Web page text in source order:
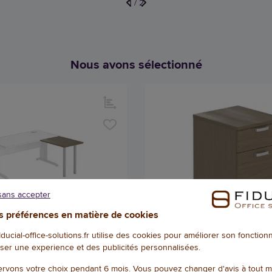
1 / 2
Nous avons sélectionné
AIRES ET BUDAPEST
- pieds alu
Caisson mobile 2 tiroirs
- Noyer
préférences en matière de cookies
office-solutions.fr utilise des cookies pour améliorer son
une experience et des publicités personnalisées.
votre choix pendant 6 mois. Vous pouvez changer d'avis à tout
accepter